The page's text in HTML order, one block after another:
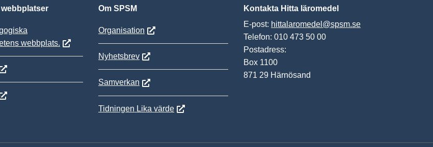
webbplatser
webbplats.
Om SPSM
Organisation
Nyhetsbrev
Samverkan
Tidningen Lika värde
Kontakta Hitta läromedel
E-post: hittalaromedel@spsm.se
Telefon: 010 473 50 00
Postadress:
Box 1100
871 29 Härnösand